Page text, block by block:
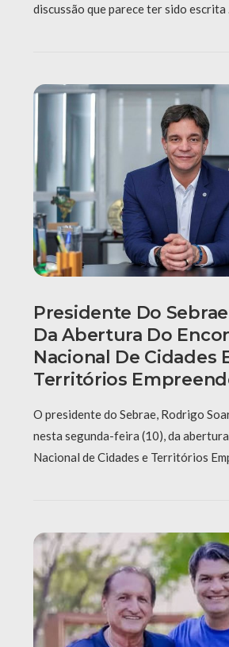
discussão que parece ter sido escrita
Presidente Do
Da Abertura Do
Nacional De Cidades
Territórios
O presidente do Sebrae, Rodrigo
nesta segunda-feira (10), da
Nacional de Cidades e Territórios